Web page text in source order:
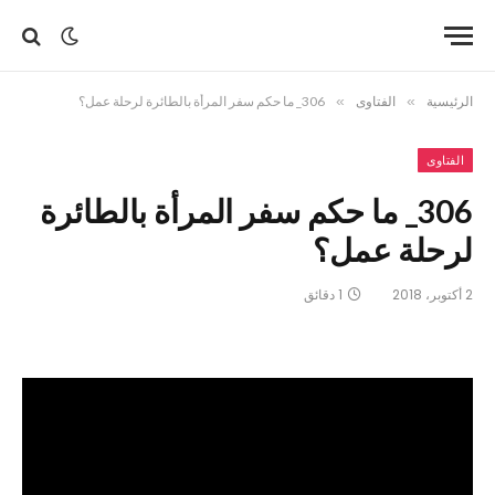
الرئيسية » الفتاوى » 306_ ما حكم سفر المرأة بالطائرة لرحلة عمل؟
الفتاوى
306_ ما حكم سفر المرأة بالطائرة
لرحلة عمل؟
2 أكتوبر، 2018 1 دقائق